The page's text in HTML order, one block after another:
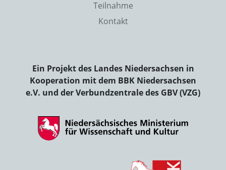
Teilnahme
Kontakt
Ein Projekt des Landes Niedersachsen in
Kooperation mit dem BBK Niedersachsen
e.V. und der Verbundzentrale des GBV (VZG)